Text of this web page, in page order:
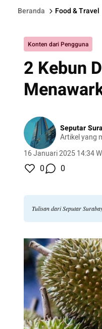
Beranda Food & Travel
Konten dari Pengguna
2 Kebun
Seputar
Artikel yang
16 Januari 2025 14:34
0 0
Tulisan dari Seputar